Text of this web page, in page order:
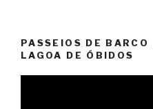
PASSEIOS DE
LAGOA DE ÓBIDOS